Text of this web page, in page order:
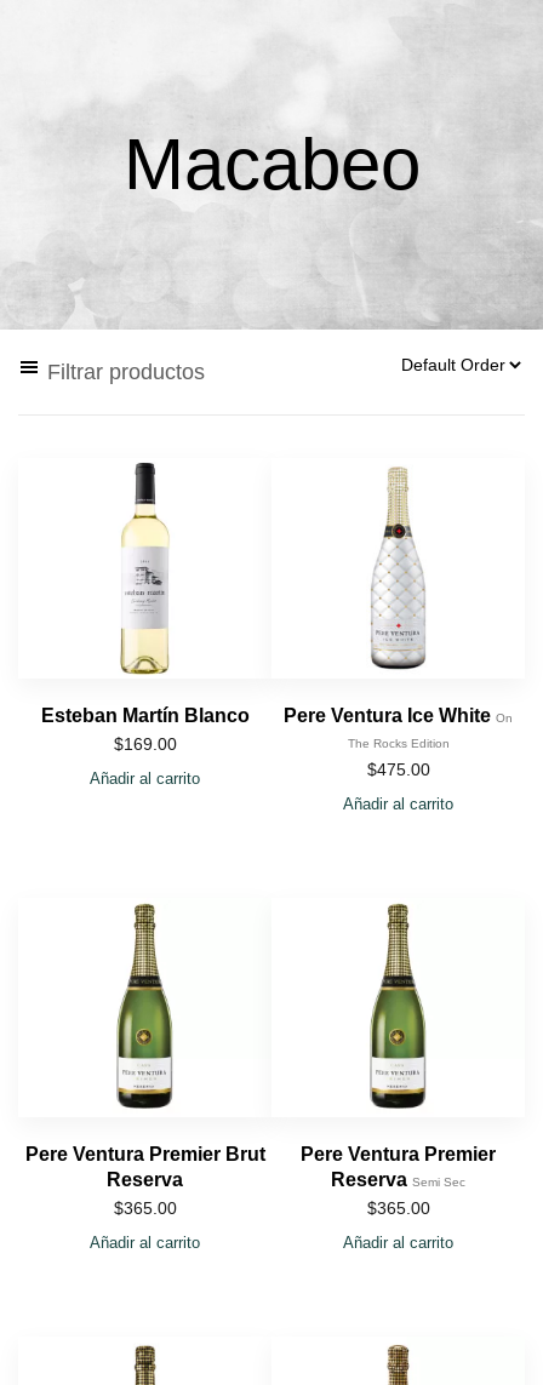
Macabeo
Filtrar productos
Esteban Martín Blanco
$169.00
Añadir al carrito
Pere Ventura Ice White On
The Rocks Edition
$475.00
Añadir al carrito
Pere Ventura Premier Brut
Reserva
$365.00
Añadir al carrito
Pere Ventura Premier
Reserva Semi Sec
$365.00
Añadir al carrito